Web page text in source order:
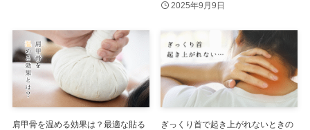
2025年9月9日
肩甲骨を温める効果は？最適な貼る
ぎっくり首で起き上がれないときの